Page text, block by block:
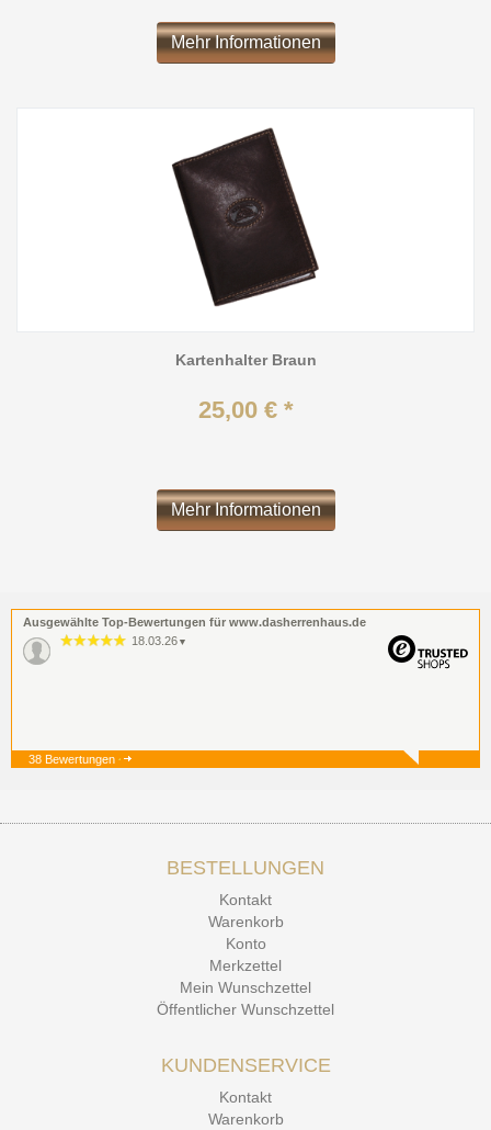
Mehr Informationen
Kartenhalter Braun
25,00 € *
Mehr Informationen
Ausgewählte Top-Bewertungen für www.dasherrenhaus.de
18.03.26 ▼
38 Bewertungen
BESTELLUNGEN
Kontakt
Warenkorb
Konto
Merkzettel
Mein Wunschzettel
Öffentlicher Wunschzettel
KUNDENSERVICE
Kontakt
Warenkorb